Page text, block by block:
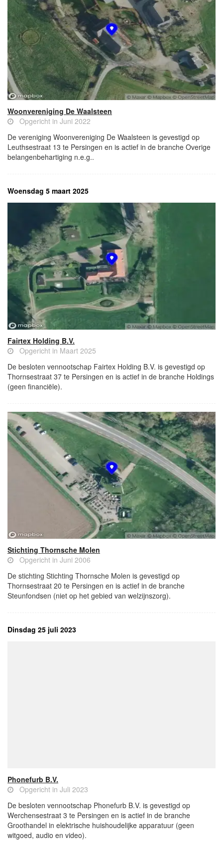
Woonvereniging De Waalsteen
Opgericht in Juni 2022
De vereniging Woonvereniging De Waalsteen is gevestigd op
Leuthsestraat 13 te Persingen en is actief in de branche Overige
belangenbehartiging n.e.g..
Woensdag 5 maart 2025
Fairtex Holding B.V.
Opgericht in Maart 2025
De besloten vennootschap Fairtex Holding B.V. is gevestigd op
Thornsestraat 37 te Persingen en is actief in de branche Holdings
(geen financiële).
Stichting Thornsche Molen
Opgericht in Juni 2006
De stichting Stichting Thornsche Molen is gevestigd op
Thornsestraat 20 te Persingen en is actief in de branche
Steunfondsen (niet op het gebied van welzijnszorg).
Dinsdag 25 juli 2023
Phonefurb B.V.
Opgericht in Juli 2023
De besloten vennootschap Phonefurb B.V. is gevestigd op
Werchensestraat 3 te Persingen en is actief in de branche
Groothandel in elektrische huishoudelijke apparatuur (geen
witgoed, audio en video).